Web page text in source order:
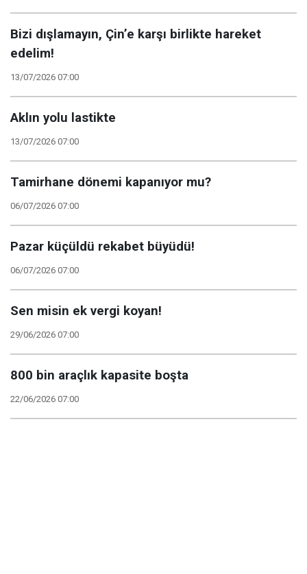
Bizi dışlamayın, Çin’e karşı birlikte hareket
edelim!
13/07/2026 07:00
Aklın yolu lastikte
13/07/2026 07:00
Tamirhane dönemi kapanıyor mu?
06/07/2026 07:00
Pazar küçüldü rekabet büyüdü!
06/07/2026 07:00
Sen misin ek vergi koyan!
29/06/2026 07:00
800 bin araçlık kapasite boşta
22/06/2026 07:00